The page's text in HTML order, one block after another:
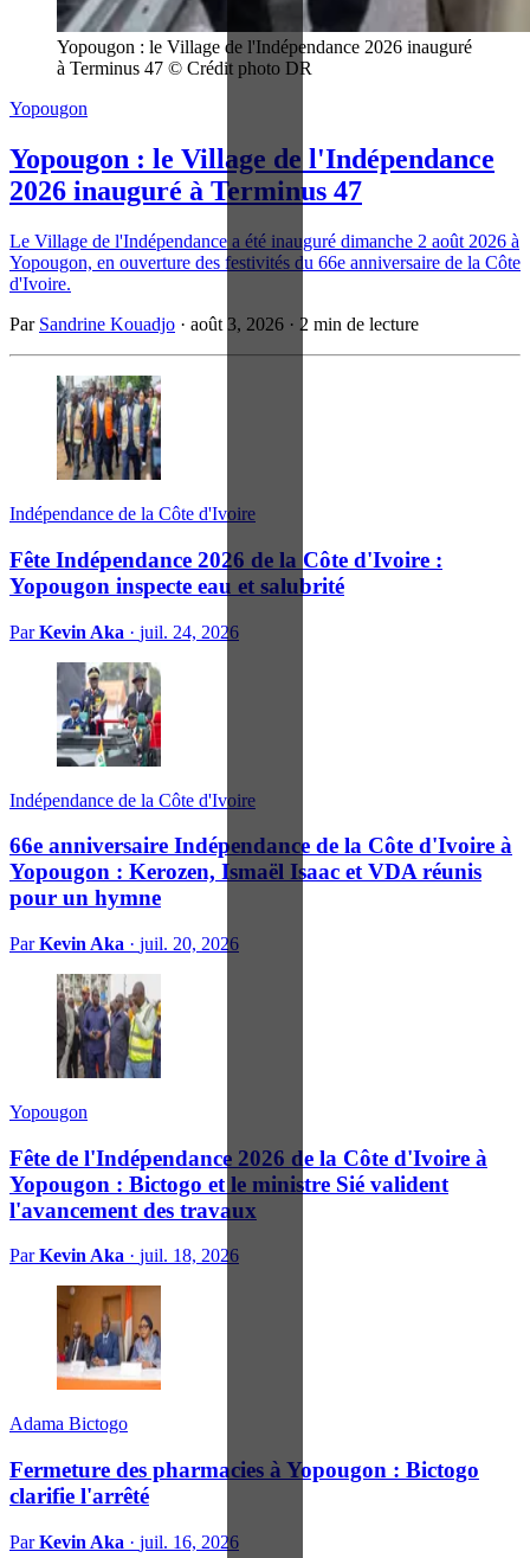
Yopougon : le Village de l'Indépendance 2026 inauguré
à Terminus 47 © Crédit photo DR
Yopougon
Yopougon : le Village de l'Indépendance
2026 inauguré à Terminus 47
Le Village de l'Indépendance a été inauguré dimanche 2 août 2026 à
Yopougon, en ouverture des festivités du 66e anniversaire de la Côte
d'Ivoire.
Par Sandrine Kouadjo · août 3, 2026 · 2 min de lecture
Indépendance de la Côte d'Ivoire
Fête Indépendance 2026 de la Côte d'Ivoire :
Yopougon inspecte eau et salubrité
ParKevin Aka · juil. 24, 2026
Indépendance de la Côte d'Ivoire
66e anniversaire Indépendance de la Côte d'Ivoire à
Yopougon : Kerozen, Ismaël Isaac et VDA réunis
pour un hymne
ParKevin Aka · juil. 20, 2026
Yopougon
Fête de l'Indépendance 2026 de la Côte d'Ivoire à
Yopougon : Bictogo et le ministre Sié valident
l'avancement des travaux
ParKevin Aka · juil. 18, 2026
Adama Bictogo
Fermeture des pharmacies à Yopougon : Bictogo
clarifie l'arrêté
ParKevin Aka · juil. 16, 2026